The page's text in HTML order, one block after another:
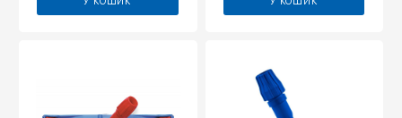
У КОШИК У КОШИК